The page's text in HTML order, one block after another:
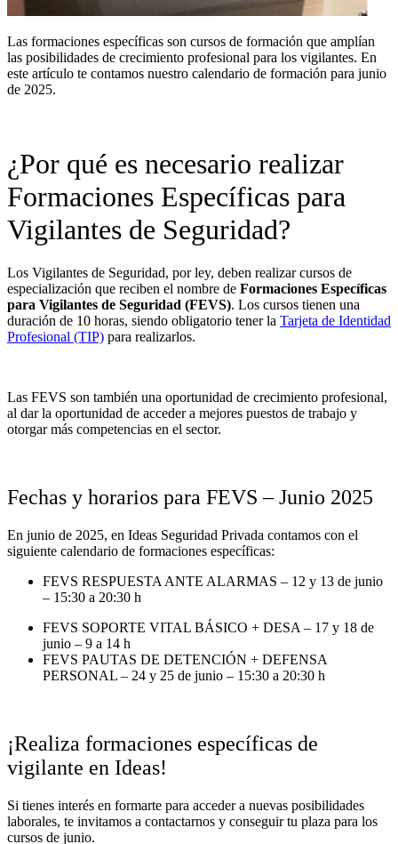
Las formaciones específicas son cursos de formación que amplían
las posibilidades de crecimiento profesional para los vigilantes. En
este artículo te contamos nuestro calendario de formación para junio
de 2025.
¿Por qué es necesario realizar
Formaciones Específicas para
Vigilantes de Seguridad?
Los Vigilantes de Seguridad, por ley, deben realizar cursos de
especialización que reciben el nombre de Formaciones Específicas
para Vigilantes de Seguridad (FEVS). Los cursos tienen una
duración de 10 horas, siendo obligatorio tener la Tarjeta de Identidad
Profesional (TIP) para realizarlos.
Las FEVS son también una oportunidad de crecimiento profesional,
al dar la oportunidad de acceder a mejores puestos de trabajo y
otorgar más competencias en el sector.
Fechas y horarios para FEVS – Junio 2025
En junio de 2025, en Ideas Seguridad Privada contamos con el
siguiente calendario de formaciones específicas:
FEVS RESPUESTA ANTE ALARMAS – 12 y 13 de junio
– 15:30 a 20:30 h
FEVS SOPORTE VITAL BÁSICO + DESA – 17 y 18 de
junio – 9 a 14 h
FEVS PAUTAS DE DETENCIÓN + DEFENSA
PERSONAL – 24 y 25 de junio – 15:30 a 20:30 h
¡Realiza formaciones específicas de
vigilante en Ideas!
Si tienes interés en formarte para acceder a nuevas posibilidades
laborales, te invitamos a contactarnos y conseguir tu plaza para los
cursos de junio.